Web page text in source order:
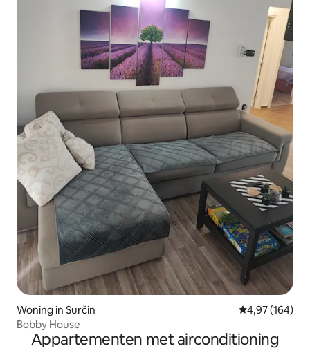
Woning in Surčin Gemiddelde
4,97 (164)
Bobby House
Appartementen met airconditioning